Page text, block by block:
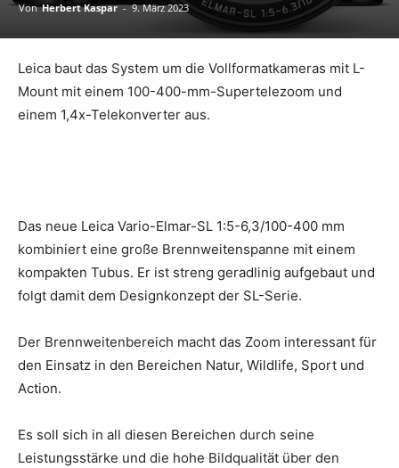
Von Herbert Kaspar - 9. März 2023
Leica baut das System um die Vollformatkameras mit L-
Mount mit einem 100-400-mm-Supertelezoom und
einem 1,4x-Telekonverter aus.
Das neue Leica Vario-Elmar-SL 1:5-6,3/100-400 mm
kombiniert eine große Brennweitenspanne mit einem
kompakten Tubus. Er ist streng geradlinig aufgebaut und
folgt damit dem Designkonzept der SL-Serie.
Der Brennweitenbereich macht das Zoom interessant für
den Einsatz in den Bereichen Natur, Wildlife, Sport und
Action.
Es soll sich in all diesen Bereichen durch seine
Leistungsstärke und die hohe Bildqualität über den